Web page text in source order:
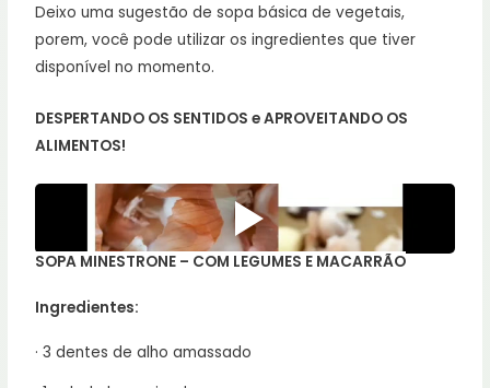
Deixo uma sugestão de sopa básica de vegetais,
porem, você pode utilizar os ingredientes que tiver
disponível no momento.
DESPERTANDO OS SENTIDOS e APROVEITANDO OS
ALIMENTOS!
SOPA MINESTRONE – COM LEGUMES E MACARRÃO
Ingredientes:
· 3 dentes de alho amassado